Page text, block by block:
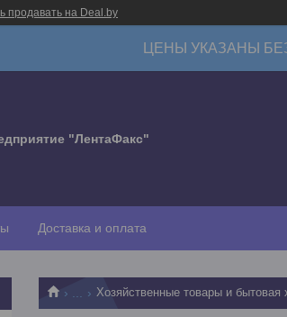
продавать на Deal.by
ЦЕНЫ УКАЗАНЫ
"ЛентаФакс"
Доставка и оплата
Хозяйственные товары и бытовая